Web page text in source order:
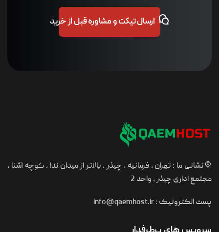
ارسال تیکت و مشاوره قبل از خرید
، فرمانیه ، چیذر ، بالاتر از میدان ندا ، کوچه آشنا ،
، واحد 2
:
info@qaemhost.ir